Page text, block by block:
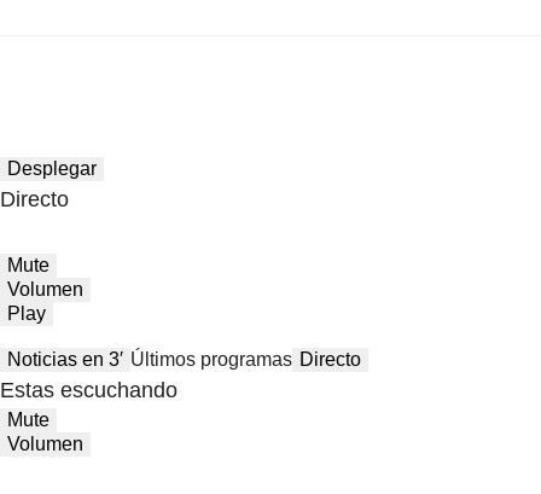
Desplegar
Directo
Mute
Volumen
Play
Noticias en 3′ Últimos programas Directo
Estas escuchando
Mute
Volumen